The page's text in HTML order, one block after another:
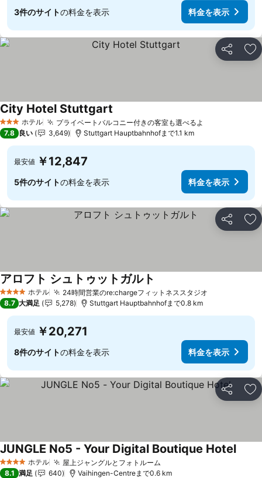
3件のサイトの料金を表示 料金を表示
シェア お
3 ホテルのランク
ホテル プライベートバルコニー付きの客室も選べるよ
City Hotel Stuttgart
7.8 良い 3,649 Stuttgart Hauptbahnhofまで1.1 km
最安値 ￥12,847
5件のサイトの料金を表示 料金を表示
シェア お
4 ホテルのランク
ホテル 24時間営業のre:chargeフィットネススタジオ
アロフト シュトゥットガルト
8.7 大満足 5,278 Stuttgart Hauptbahnhofまで0.8 km
最安値 ￥20,271
8件のサイトの料金を表示 料金を表示
シェア お
4 ホテルのランク
ホテル 屋上ジャングルとフォトルーム
JUNGLE No5 - Your Digital Boutique Hotel料金
8.1 満足 640 Vaihingen-Centreまで0.6 km